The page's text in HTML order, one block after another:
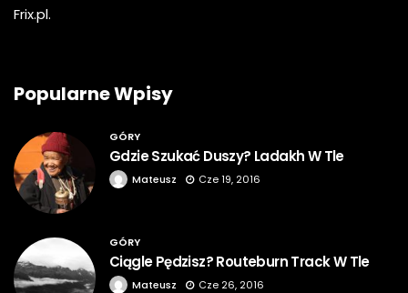
Frix.pl.
Popularne Wpisy
GÓRY
Gdzie Szukać Duszy? Ladakh W Tle
Mateusz Cze 19, 2016
GÓRY
Ciągle Pędzisz? Routeburn Track W Tle
Mateusz Cze 26, 2016